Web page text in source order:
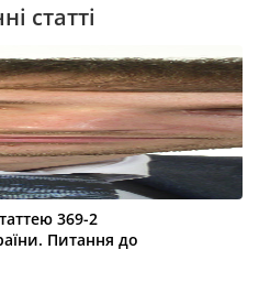
статті
369-2
Питання до